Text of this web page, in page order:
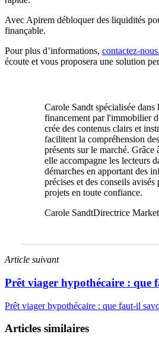
Avec Apirem débloquer des liquidités
finançable.
Pour plus d’informations, contactez-nous.
écoute et vous proposera une solution
Carole Sandt spécialisée dans
financement par l'immobilier
crée des contenus clairs et
facilitent la compréhension
présents sur le marché. Grâce
elle accompagne les lecteurs
démarches en apportant des
précises et des conseils
projets en toute confiance.
Carole SandtDirectrice
Article suivant
Prêt viager hypothécaire : que
Prêt viager hypothécaire : que faut-il
Articles similaires